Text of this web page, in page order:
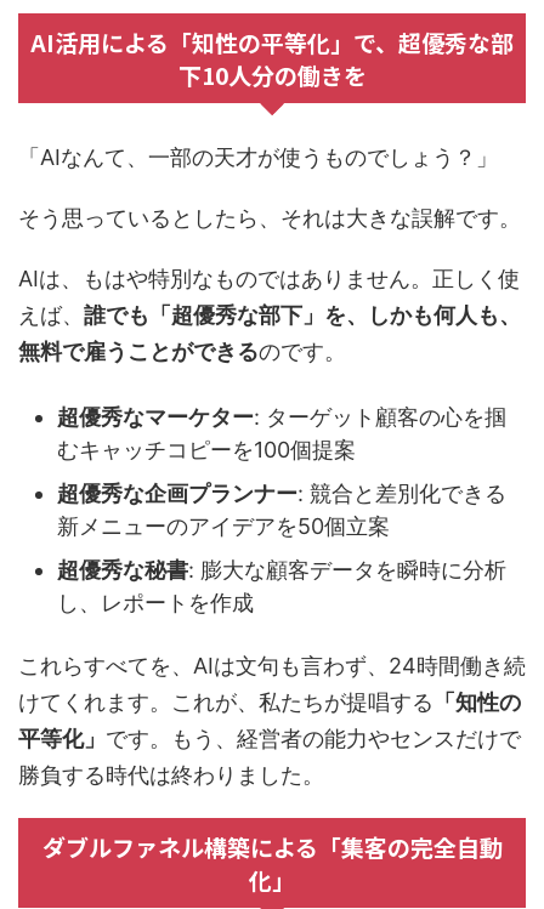
AI活用による「知性の平等化」で、超優秀な部
下10人分の働きを
「AIなんて、一部の天才が使うものでしょう？」
そう思っているとしたら、それは大きな誤解です。
AIは、もはや特別なものではありません。正しく使
えば、 誰でも「超優秀な部下」を、しかも何人も、
無料で雇うことができるのです。
超優秀なマーケター: ターゲット顧客の心を掴
むキャッチコピーを100個提案
超優秀な企画プランナー: 競合と差別化できる
新メニューのアイデアを50個立案
超優秀な秘書: 膨大な顧客データを瞬時に分析
し、レポートを作成
これらすべてを、AIは文句も言わず、24時間働き続
けてくれます。これが、私たちが提唱する 「知性の
平等化」 です。もう、経営者の能力やセンスだけで
勝負する時代は終わりました。
ダブルファネル構築による「集客の完全自動
化」